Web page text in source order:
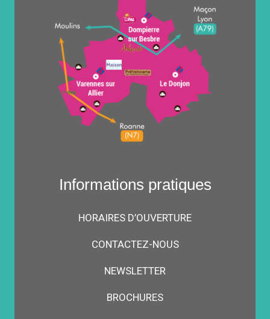
Informations pratiques
HORAIRES D’OUVERTURE
CONTACTEZ-NOUS
NEWSLETTER
BROCHURES